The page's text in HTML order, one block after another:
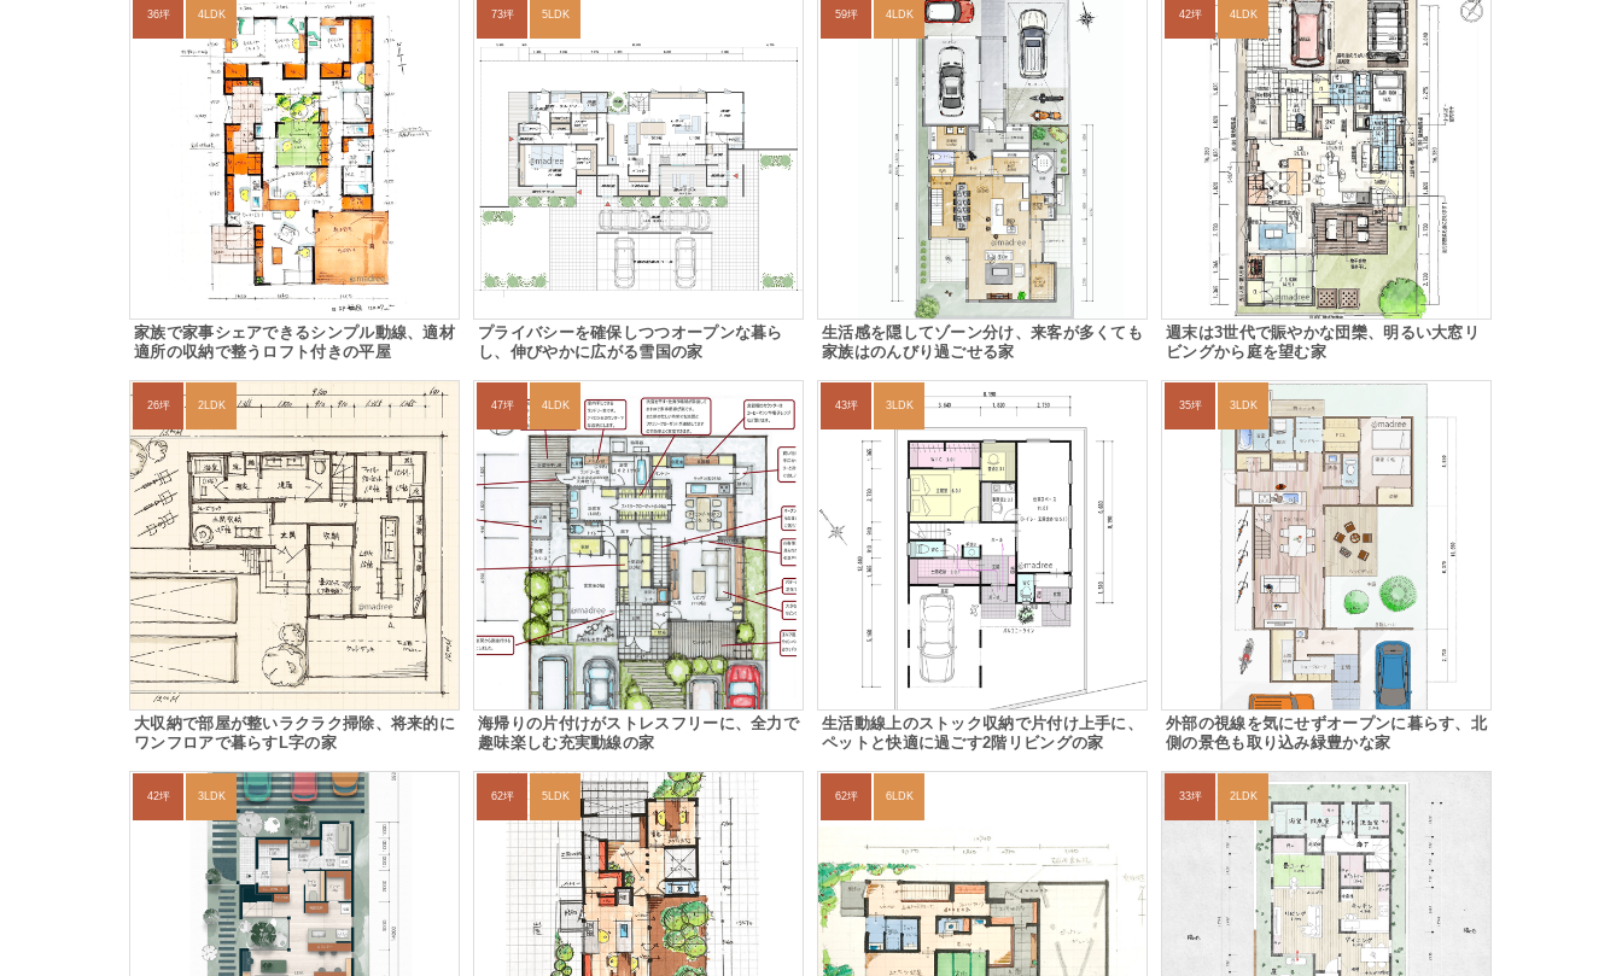
36坪 4LDK
家族で家事シェアできるシンプル動線、適材
適所の収納で整うロフト付きの平屋
73坪 5LDK
プライバシーを確保しつつオープンな暮ら
し、伸びやかに広がる雪国の家
59坪 4LDK
生活感を隠してゾーン分け、来客が多くても
家族はのんびり過ごせる家
42坪 4LDK
週末は3世代で賑やかな団欒、明るい大窓リ
ビングから庭を望む家
26坪 2LDK
大収納で部屋が整いラクラク掃除、将来的に
ワンフロアで暮らすL字の家
47坪 4LDK
海帰りの片付けがストレスフリーに、全力で
趣味楽しむ充実動線の家
43坪 3LDK
生活動線上のストック収納で片付け上手に、
ペットと快適に過ごす2階リビングの家
35坪 3LDK
外部の視線を気にせずオープンに暮らす、北
側の景色も取り込み緑豊かな家
42坪 3LDK 62坪 5LDK 62坪 6LDK 33坪 2LDK